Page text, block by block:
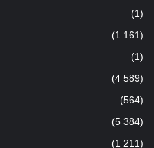
(1)
(1 161)
(1)
(4 589)
(564)
(5 384)
(1 211)